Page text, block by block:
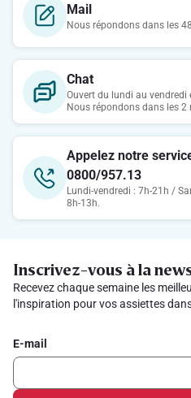
Mail
Nous répondons dans les
Chat
Ouvert du lundi au vendredi
Nous répondons dans les 2
Appelez notre
0800/957.13
Lundi-vendredi : 7h-21h /
8h-13h.
Inscrivez-vous à la
Recevez chaque semaine les
l'inspiration pour vos assiettes
E-mail